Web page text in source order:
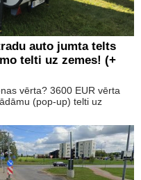
auto jumta telts
telti uz zemes! (+
vērta? 3600 EUR vērta
(pop-up) telti uz